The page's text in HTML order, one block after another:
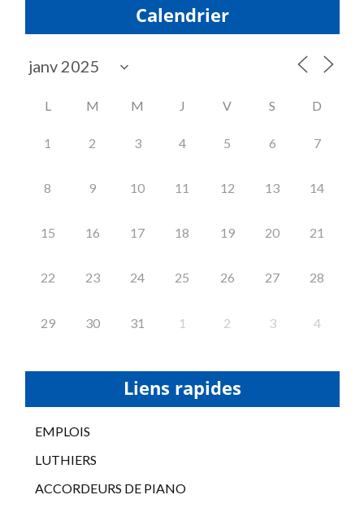
Calendrier
L M M J V S D
1 2 3 4 5 6 7
8 9 10 11 12 13 14
15 16 17 18 19 20 21
22 23 24 25 26 27 28
29 30 31 1 2 3 4
Liens rapides
EMPLOIS
LUTHIERS
ACCORDEURS DE PIANO